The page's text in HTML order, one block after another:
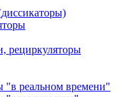
рециркуляторы
реальном времени"